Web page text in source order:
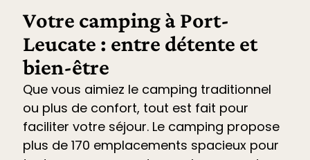
Votre camping à Port-
Leucate : entre détente et
bien-être
Que vous aimiez le camping traditionnel
ou plus de confort, tout est fait pour
faciliter votre séjour. Le camping propose
plus de 170 emplacements spacieux pour